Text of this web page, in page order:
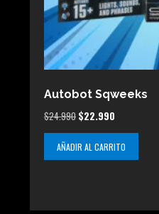
Autobot Sqweeks
$24.990 El
precio
original
era:
$22.990
precio
actual
es:
AÑADIR AL CARRITO